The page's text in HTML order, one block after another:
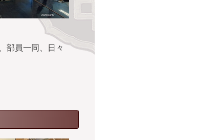
部員一同、日々